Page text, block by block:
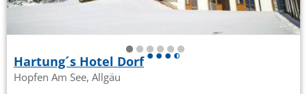
Hartung´s Hotel Dorf
Hopfen Am See, Allgäu